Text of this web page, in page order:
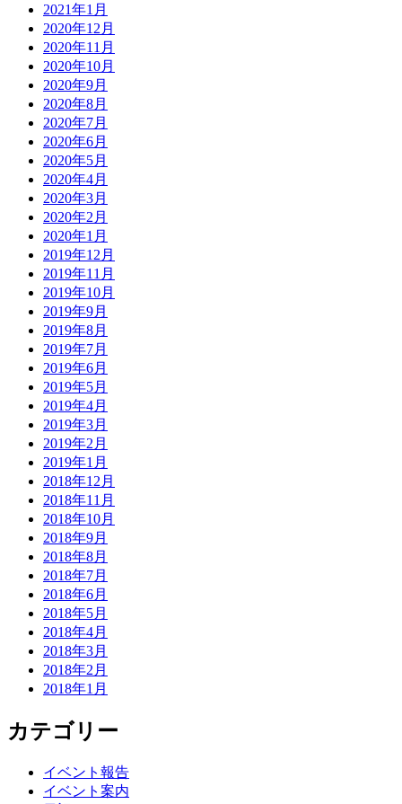
2021年1月
2020年12月
2020年11月
2020年10月
2020年9月
2020年8月
2020年7月
2020年6月
2020年5月
2020年4月
2020年3月
2020年2月
2020年1月
2019年12月
2019年11月
2019年10月
2019年9月
2019年8月
2019年7月
2019年6月
2019年5月
2019年4月
2019年3月
2019年2月
2019年1月
2018年12月
2018年11月
2018年10月
2018年9月
2018年8月
2018年7月
2018年6月
2018年5月
2018年4月
2018年3月
2018年2月
2018年1月
カテゴリー
イベント報告
イベント案内